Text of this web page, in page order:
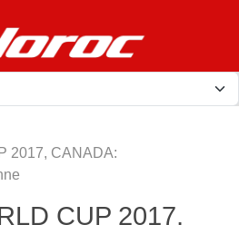
2017, CANADA:
CUP 2017,